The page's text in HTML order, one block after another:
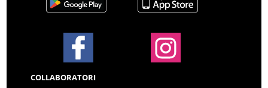
COLLABORATORI